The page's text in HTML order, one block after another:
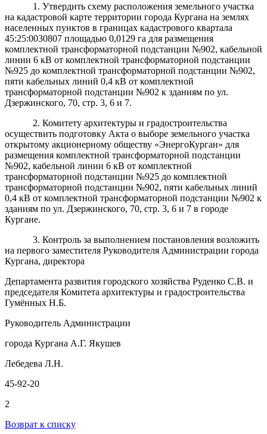
1. Утвердить схему расположения земельного участка
на кадастровой карте территории города Кургана на землях
населенных пунктов в границах кадастрового квартала
45:25:0030807 площадью 0,0129 га для размещения
комплектной трансформаторной подстанции №902, кабельной
линии 6 кВ от комплектной трансформаторной подстанции
№925 до комплектной трансформаторной подстанции №902,
пяти кабельных линий 0,4 кВ от комплектной
трансформаторной подстанции №902 к зданиям по ул.
Дзержинского, 70, стр. 3, 6 и 7.
2. Комитету архитектуры и градостроительства
осуществить подготовку Акта о выборе земельного участка
открытому акционерному обществу «ЭнергоКурган» для
размещения комплектной трансформаторной подстанции
№902, кабельной линии 6 кВ от комплектной
трансформаторной подстанции №925 до комплектной
трансформаторной подстанции №902, пяти кабельных линий
0,4 кВ от комплектной трансформаторной подстанции №902 к
зданиям по ул. Дзержинского, 70, стр. 3, 6 и 7 в городе
Кургане.
3. Контроль за выполнением постановления возложить
на первого заместителя Руководителя Администрации города
Кургана, директора
Департамента развития городского хозяйства Руденко С.В. и
председателя Комитета архитектуры и градостроительства
Гумённых Н.Б.
Руководитель Администрации
города Кургана А.Г. Якушев
Лебедева Л.Н.
45-92-20
2
Возврат к списку